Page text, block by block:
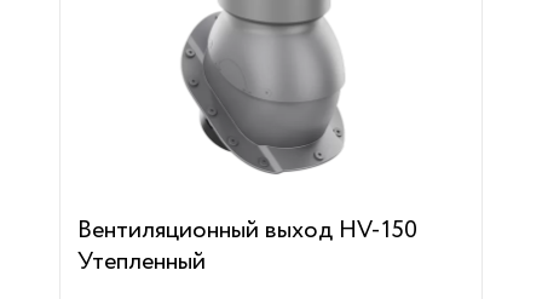
Вентиляционный выход HV-150
Утепленный